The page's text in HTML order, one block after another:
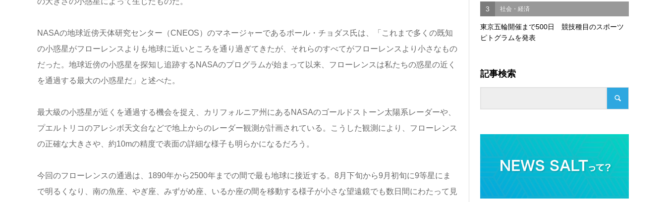
NASAの地球近傍天体研究センター（CNEOS）のマネージャーであるポール・チョダス氏は、「これまで多くの既知
の小惑星がフローレンスよりも地球に近いところを通り過ぎてきたが、それらのすべてがフローレンスより小さなもの
だった。地球近傍の小惑星を探知し追跡するNASAのプログラムが始まって以来、フローレンスは私たちの惑星の近く
を通過する最大の小惑星だ」と述べた。
最大級の小惑星が近くを通過する機会を捉え、カリフォルニア州にあるNASAのゴールドストーン太陽系レーダーや、
プエルトリコのアレシボ天文台などで地上からのレーダー観測が計画されている。こうした観測により、フローレンス
の正確な大きさや、約10mの精度で表面の詳細な様子も明らかになるだろう。
今回のフローレンスの通過は、1890年から2500年までの間で最も地球に接近する。8月下旬から9月初旬に9等星にま
で明るくなり、南の魚座、やぎ座、みずがめ座、いるか座の間を移動する様子が小さな望遠鏡でも数日間にわたって見
3 社会・経済
東京五輪開催まで500日 競技種目のスポーツ
ピトグラムを発表
記事検索